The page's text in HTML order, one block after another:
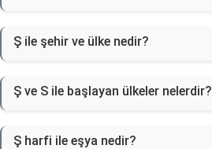
Ş ile şehir ve ülke nedir?
Ş ve S ile başlayan ülkeler nelerdir?
Ş harfi ile eşya nedir?